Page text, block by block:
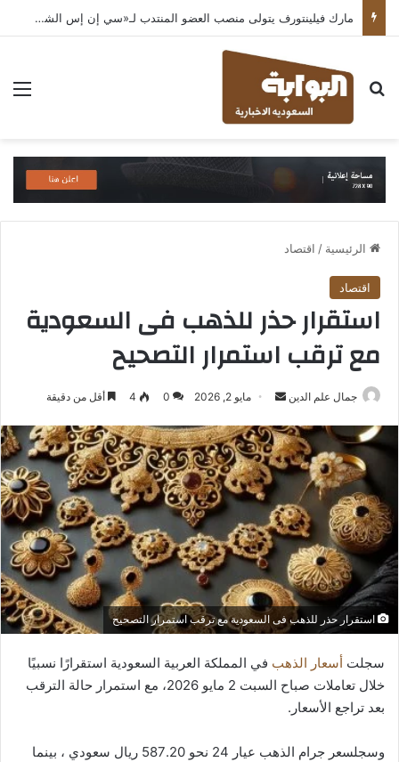
مارك فيلينتورف يتولى منصب العضو المنتدب لـ«سي إن إس الشرق الأوسط» ويشرف على شركات قطاع التكنولوجيا ضمن مجموعة غباش
بحث عن
الرئيسية / اقتصاد
اقتصاد
استقرار حذر للذهب فى السعودية
مع ترقب استمرار التصحيح
جمال علم الدين
أرسل
إلكترونيا
مايو 2, 2026 0
4 أقل من دقيقة
استقرار حذر للذهب فى السعودية مع ترقب استمرار التصحيح
سجلت أسعار الذهب في المملكة العربية السعودية استقرارًا نسبيًا
خلال تعاملات صباح السبت 2 مايو 2026، مع استمرار حالة الترقب
بعد تراجع الأسعار.
وسجلسعر جرام الذهب عيار 24 نحو 587.20 ريال سعودي ، بينما